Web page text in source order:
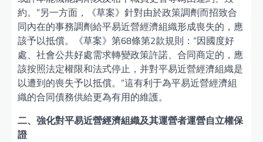
約。”另一方面，《草案》針對由於政策調劑而招致合
同內在的事務調劑給平易近營經濟組織形成喪失的，應
該予以抵償。《草案》第68條第2款規則：“因國度好
處、社會公共好處需求轉變政策許諾、合同商定的，應
該按照法定權限和法式停止，并對平易近營經濟組織是
以遭到的喪失予以抵償。”這有利于為平易近營經濟組
織的合同債務供給更為有用的維護。
二、強化對平易近營經濟組織及其運營者運營自立權保
證